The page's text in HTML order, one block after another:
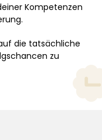
Kompetenzen
die tatsächliche
zu